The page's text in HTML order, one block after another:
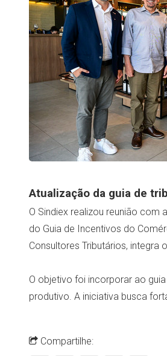
Atualização da guia de
O Sindiex realizou reunião
do Guia de Incentivos do
Consultores Tributários, integra
O objetivo foi incorporar ao
produtivo. A iniciativa busca
Compartilhe: